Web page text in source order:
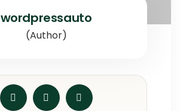
wordpressauto
(Author)